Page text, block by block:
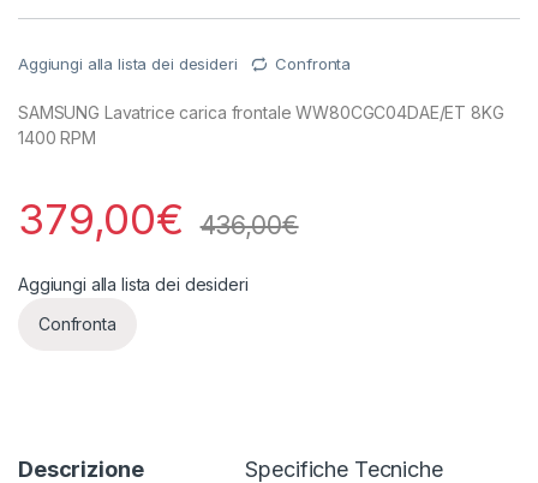
Aggiungi alla lista dei desideri Confronta
SAMSUNG Lavatrice carica frontale WW80CGC04DAE/ET 8KG
1400 RPM
379,00€ 436,00€
Aggiungi alla lista dei desideri
Confronta
Descrizione Specifiche Tecniche